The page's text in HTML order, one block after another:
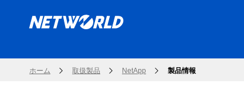
ホーム 取扱製品 NetApp 製品情報